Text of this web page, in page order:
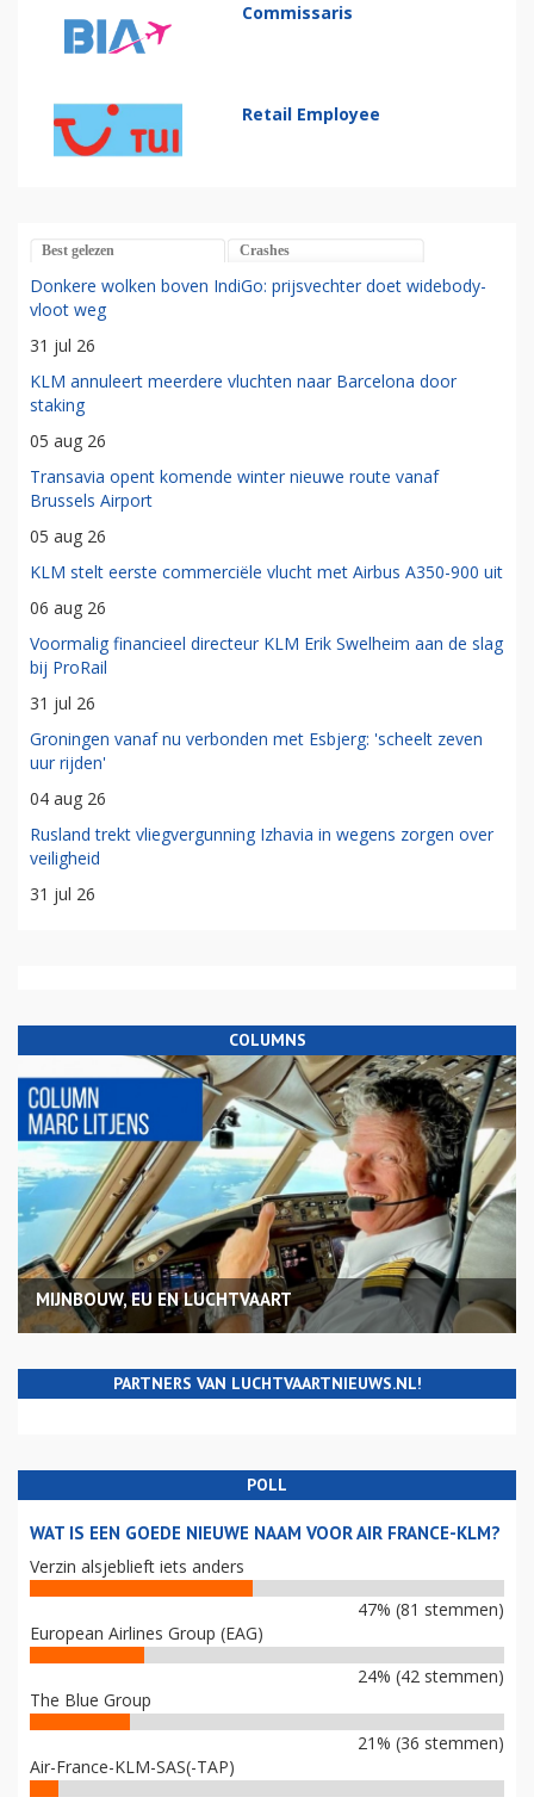
Commissaris
Retail Employee
Best gelezen Crashes
Donkere wolken boven IndiGo: prijsvechter doet widebody-
vloot weg
31 jul 26
KLM annuleert meerdere vluchten naar Barcelona door
staking
05 aug 26
Transavia opent komende winter nieuwe route vanaf
Brussels Airport
05 aug 26
KLM stelt eerste commerciële vlucht met Airbus A350-900 uit
06 aug 26
Voormalig financieel directeur KLM Erik Swelheim aan de slag
bij ProRail
31 jul 26
Groningen vanaf nu verbonden met Esbjerg: 'scheelt zeven
uur rijden'
04 aug 26
Rusland trekt vliegvergunning Izhavia in wegens zorgen over
veiligheid
31 jul 26
COLUMNS
MIJNBOUW, EU EN LUCHTVAART
PARTNERS VAN LUCHTVAARTNIEUWS.NL!
POLL
WAT IS EEN GOEDE NIEUWE NAAM VOOR AIR FRANCE-KLM?
Verzin alsjeblieft iets anders
47% (81 stemmen)
European Airlines Group (EAG)
24% (42 stemmen)
The Blue Group
21% (36 stemmen)
Air-France-KLM-SAS(-TAP)